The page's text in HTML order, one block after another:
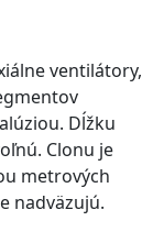
ventilátory,
Dĺžku
Clonu je
metrových
nadväzujú.